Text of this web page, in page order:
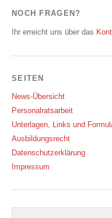
NOCH FRAGEN?
Ihr erreicht uns über das
SEITEN
News-Übersicht
Personalratsarbeit
Unterlagen, Links und
Ausbildungsrecht
Datenschutzerklärung
Impressum